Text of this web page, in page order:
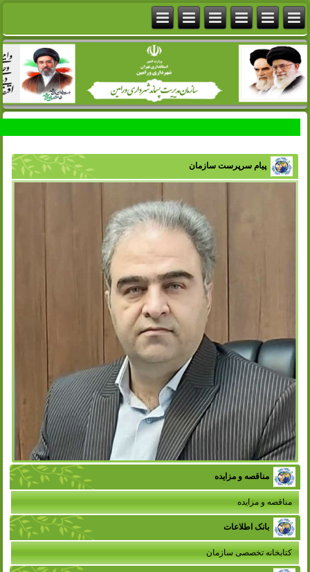
پیام سرپرست سازمان
مناقصه و مزایده
مناقصه و مزایده
بانک اطلاعات
کتابخانه تخصصی سازمان